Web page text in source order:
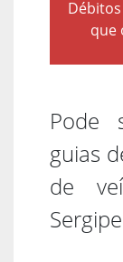
que
Pode
guias
de